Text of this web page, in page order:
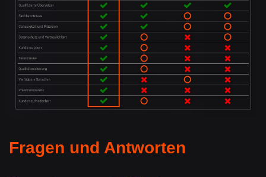
Fragen und Antworten